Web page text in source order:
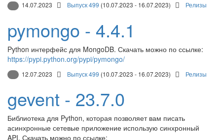
14.07.2023 Выпуск 499 (10.07.2023 - 16.07.2023) Релизы
pymongo - 4.4.1
Python интерфейс для MongoDB. Скачать можно по ссылке:
https://pypi.python.org/pypi/pymongo/
12.07.2023 Выпуск 499 (10.07.2023 - 16.07.2023) Релизы
gevent - 23.7.0
Библиотека для Python, которая позволяет вам писать
асинхронные сетевые приложение использую синхронный
API. Скачать можно по ссылке: